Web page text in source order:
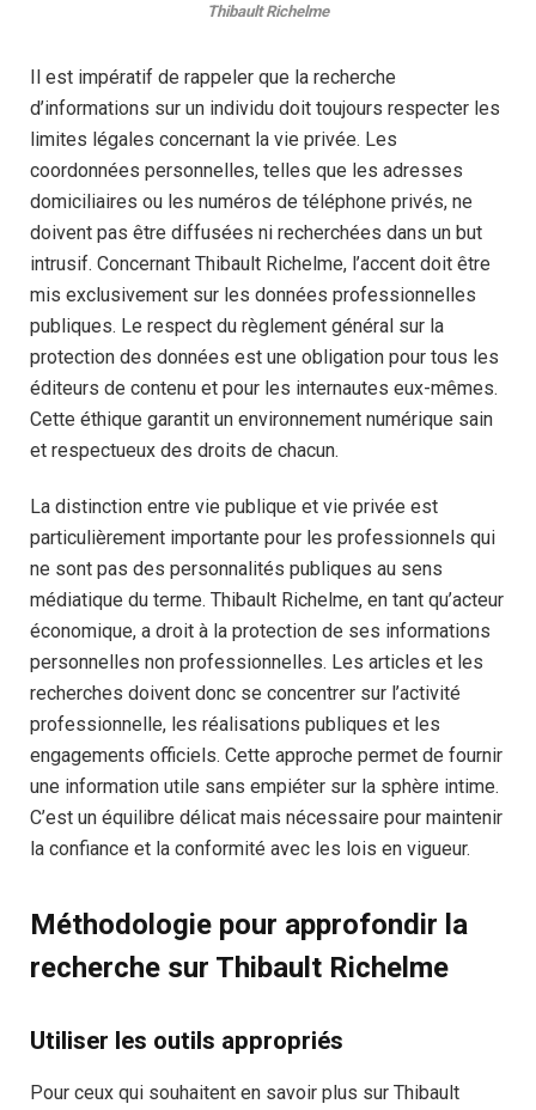
Thibault Richelme
Il est impératif de rappeler que la recherche
d’informations sur un individu doit toujours respecter les
limites légales concernant la vie privée. Les
coordonnées personnelles, telles que les adresses
domiciliaires ou les numéros de téléphone privés, ne
doivent pas être diffusées ni recherchées dans un but
intrusif. Concernant Thibault Richelme, l’accent doit être
mis exclusivement sur les données professionnelles
publiques. Le respect du règlement général sur la
protection des données est une obligation pour tous les
éditeurs de contenu et pour les internautes eux-mêmes.
Cette éthique garantit un environnement numérique sain
et respectueux des droits de chacun.
La distinction entre vie publique et vie privée est
particulièrement importante pour les professionnels qui
ne sont pas des personnalités publiques au sens
médiatique du terme. Thibault Richelme, en tant qu’acteur
économique, a droit à la protection de ses informations
personnelles non professionnelles. Les articles et les
recherches doivent donc se concentrer sur l’activité
professionnelle, les réalisations publiques et les
engagements officiels. Cette approche permet de fournir
une information utile sans empiéter sur la sphère intime.
C’est un équilibre délicat mais nécessaire pour maintenir
la confiance et la conformité avec les lois en vigueur.
Méthodologie pour approfondir la
recherche sur Thibault Richelme
Utiliser les outils appropriés
Pour ceux qui souhaitent en savoir plus sur Thibault